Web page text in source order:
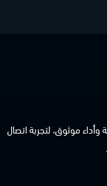
موثوق، لتجربة اتصال